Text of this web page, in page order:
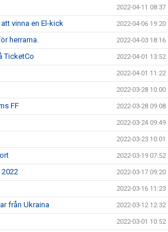
2022-04-11 08:37
vinna en El-kick 2022-04-06 19:20
herrarna. 2022-04-03 18:16
TicketCo 2022-04-01 13:52
2022-04-01 11:22
2022-03-28 10:00
FF 2022-03-28 09:08
2022-03-24 09:49
2022-03-23 10:01
2022-03-19 07:52
2022-03-17 09:20
2022-03-16 11:23
från Ukraina 2022-03-12 12:32
2022-03-01 10:52